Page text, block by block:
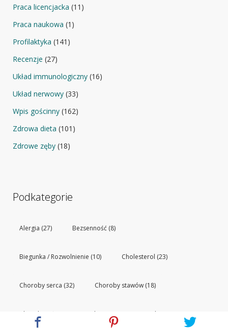
Praca licencjacka (11)
Praca naukowa (1)
Profilaktyka (141)
Recenzje (27)
Układ immunologiczny (16)
Układ nerwowy (33)
Wpis gościnny (162)
Zdrowa dieta (101)
Zdrowe zęby (18)
Podkategorie
Alergia (27) Bezsenność (8)
Biegunka / Rozwolnienie (10) Cholesterol (23)
Choroby serca (32) Choroby stawów (18)
Choroby żył Cukrzyca Grzybice